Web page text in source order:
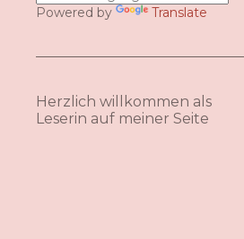
Powered by Translate
Herzlich willkommen als
Leserin auf meiner Seite